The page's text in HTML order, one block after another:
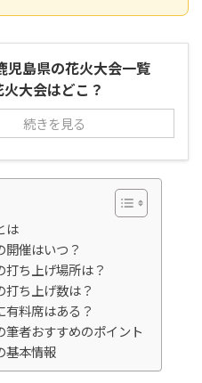
児島県の花火大会一覧
火大会はどこ？
続きを見る
は
催はいつ？
ち上げ場所は？
ち上げ数は？
料席はある？
者おすすめのポイント
基本情報